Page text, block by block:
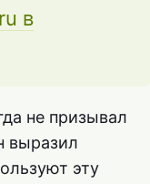
в
не призывал
выразил
эту